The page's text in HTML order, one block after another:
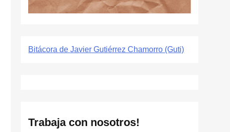
Bitácora de Javier Gutiérrez Chamorro (Guti)
Trabaja con nosotros!